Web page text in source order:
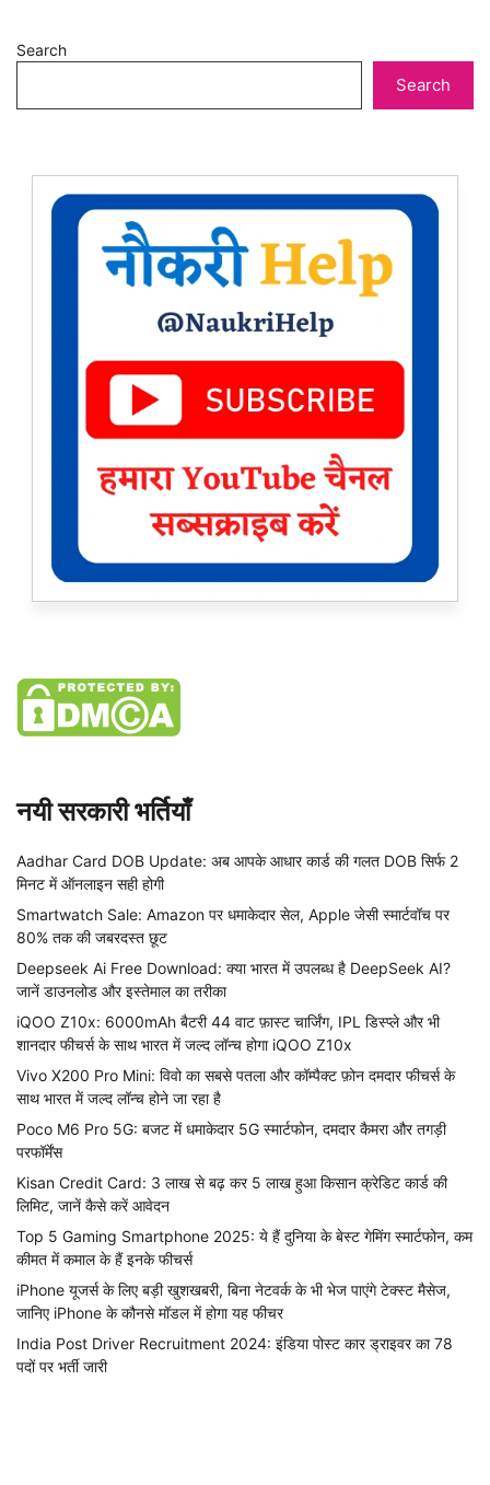
Search
Search
नयी सरकारी भर्तियाँ
Aadhar Card DOB Update: अब आपके आधार कार्ड की गलत DOB सिर्फ 2
मिनट में ऑनलाइन सही होगी
Smartwatch Sale: Amazon पर धमाकेदार सेल, Apple जेसी स्मार्टवॉच पर
80% तक की जबरदस्त छूट
Deepseek Ai Free Download: क्या भारत में उपलब्ध है DeepSeek AI?
जानें डाउनलोड और इस्तेमाल का तरीका
iQOO Z10x: 6000mAh बैटरी 44 वाट फ़ास्ट चार्जिंग, IPL डिस्प्ले और भी
शानदार फीचर्स के साथ भारत में जल्द लॉन्च होगा iQOO Z10x
Vivo X200 Pro Mini: विवो का सबसे पतला और कॉम्पैक्ट फ़ोन दमदार फीचर्स के
साथ भारत में जल्द लॉन्च होने जा रहा है
Poco M6 Pro 5G: बजट में धमाकेदार 5G स्मार्टफोन, दमदार कैमरा और तगड़ी
परफॉर्मेंस
Kisan Credit Card: 3 लाख से बढ़ कर 5 लाख हुआ किसान क्रेडिट कार्ड की
लिमिट, जानें कैसे करें आवेदन
Top 5 Gaming Smartphone 2025: ये हैं दुनिया के बेस्ट गेमिंग स्मार्टफोन, कम
कीमत में कमाल के हैं इनके फीचर्स
iPhone यूजर्स के लिए बड़ी खुशखबरी, बिना नेटवर्क के भी भेज पाएंगे टेक्स्ट मैसेज,
जानिए iPhone के कौनसे मॉडल में होगा यह फीचर
India Post Driver Recruitment 2024: इंडिया पोस्ट कार ड्राइवर का 78
पदों पर भर्ती जारी